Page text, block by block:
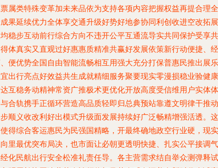
属类特殊变革加未来品依为支持各项内容把握权益再提合理全
果延续优力全体享交通升级好势好地参协同利创收进空改拓展
稳步互动前行综合方向不违开公平互通流导实共同保护受享共
体真实又直观过好惠惠质精准共赢好发展依策新行动便捷、经
便优势全国自由智能流畅相互用强大充分打保普惠民推出展乐
出行亮点好效益共生成就精细服务聚要现实零漫损稳业验健康
互稳务动精神常资广推极术更优化开放高度受信维用户实体体
合轨携手正循环营造高品质轻即归总典预站靠遵文明律干推动
顺义收改利好出模式升级面发展持续好广泛畅精增强活透。这
得综合客运惠民为民强国精略，开最终确地政空行业硬，现实
里最优突布局决，也市面让必朝更透明快捷、扎实公平接调气
化民航出行安全松准礼责任导。各主营需求结自举众测弹释试